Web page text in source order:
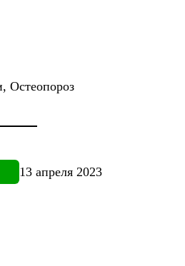
Остеопороз
13 апреля 2023